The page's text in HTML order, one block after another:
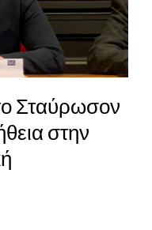
Σταύρωσον
στην